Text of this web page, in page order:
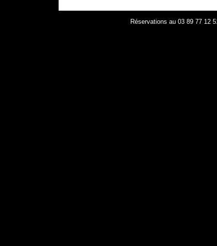
Réservations au 03 89 77 12